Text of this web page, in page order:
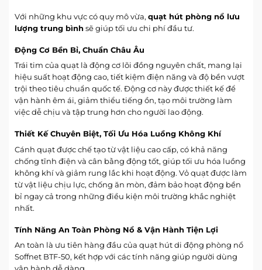
Với những khu vực có quy mô vừa, quạt hút phòng nổ lưu
lượng trung bìnhsẽ giúp tối ưu chi phí đầu tư.
Động Cơ Bền Bỉ, Chuẩn Châu Âu
Trái tim của quạt là động cơ lõi đồng nguyên chất, mang lại
hiệu suất hoạt động cao, tiết kiệm điện năng và độ bền vượt
trội theo tiêu chuẩn quốc tế. Động cơ này được thiết kế để
vận hành êm ái, giảm thiểu tiếng ồn, tạo môi trường làm
việc dễ chịu và tập trung hơn cho người lao động.
Thiết Kế Chuyên Biệt, Tối Ưu Hóa Luồng Không Khí
Cánh quạt được chế tạo từ vật liệu cao cấp, có khả năng
chống tĩnh điện và cân bằng động tốt, giúp tối ưu hóa luồng
không khí và giảm rung lắc khi hoạt động. Vỏ quạt được làm
từ vật liệu chịu lực, chống ăn mòn, đảm bảo hoạt động bền
bỉ ngay cả trong những điều kiện môi trường khắc nghiệt
nhất.
Tính Năng An Toàn Phòng Nổ & Vận Hành Tiện Lợi
An toàn là ưu tiên hàng đầu của quạt hút di động phòng nổ
Soffnet BTF-50, kết hợp với các tính năng giúp người dùng